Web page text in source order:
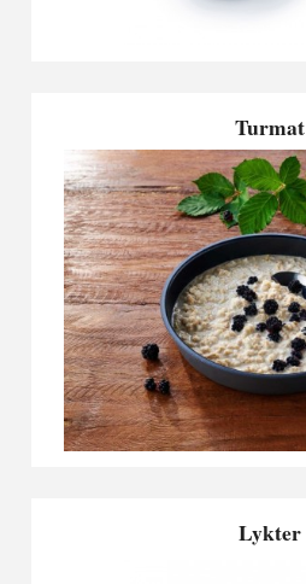
Turmat
Lykter